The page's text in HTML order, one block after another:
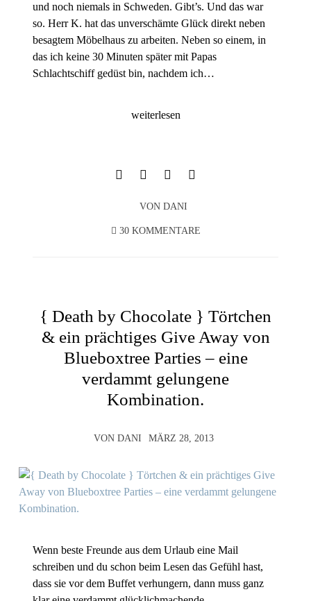
und noch niemals in Schweden. Gibt’s. Und das war
so. Herr K. hat das unverschämte Glück direkt neben
besagtem Möbelhaus zu arbeiten. Neben so einem, in
das ich keine 30 Minuten später mit Papas
Schlachtschiff gedüst bin, nachdem ich…
weiterlesen
VON DANI
30 KOMMENTARE
{ Death by Chocolate } Törtchen
& ein prächtiges Give Away von
Blueboxtree Parties – eine
verdammt gelungene
Kombination.
VON DANI MÄRZ 28, 2013
Wenn beste Freunde aus dem Urlaub eine Mail
schreiben und du schon beim Lesen das Gefühl hast,
dass sie vor dem Buffet verhungern, dann muss ganz